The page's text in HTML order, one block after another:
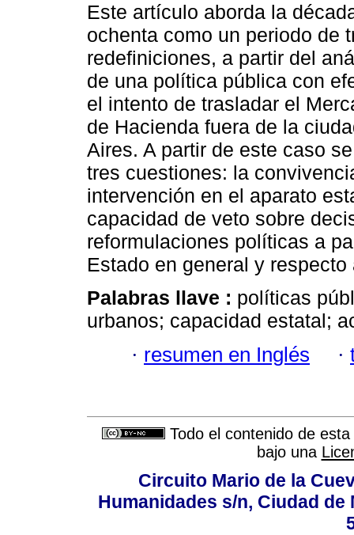
Este artículo aborda la
ochenta como un periodo de
redefiniciones, a partir del
de una política pública con
el intento de trasladar el
de Hacienda fuera de la
Aires. A partir de este caso
tres cuestiones: la
intervención en el aparato
capacidad de veto sobre
reformulaciones políticas a
Estado en general y
Palabras llave : políticas
urbanos; capacidad estatal;
· resumen en Inglés ·
Todo el contenido de
bajo una
Circuito Mario de la
Humanidades s/n, Ciudad de